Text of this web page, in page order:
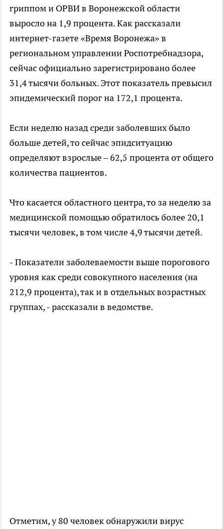
гриппом и ОРВИ в Воронежской области
выросло на 1,9 процента. Как рассказали
интернет-газете «Время Воронежа» в
региональном управлении Роспотребнадзора,
сейчас официально зарегистрировано более
31,4 тысячи больных. Этот показатель превысил
эпидемический порог на 172,1 процента.
Если неделю назад среди заболевших было
больше детей, то сейчас эпидситуацию
определяют взрослые – 62,5 процента от общего
количества пациентов.
Что касается областного центра, то за неделю за
медицинской помощью обратилось более 20,1
тысячи человек, в том числе 4,9 тысячи детей.
- Показатели заболеваемости выше порогового
уровня как среди совокупного населения (на
212,9 процента), так и в отдельных возрастных
группах, - рассказали в ведомстве.
Отметим, у 80 человек обнаружили вирус